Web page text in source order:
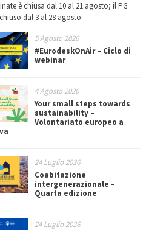
è chiusa dal 10 al 21 agosto; il PG
dal 3 al 28 agosto.
5 Agosto 2026
#EurodeskOnAir – Ciclo di
webinar
4 Agosto 2026
Your small steps towards
sustainability –
Volontariato europeo a
24 Luglio 2026
Coabitazione
intergenerazionale –
Quarta edizione
24 Luglio 2026